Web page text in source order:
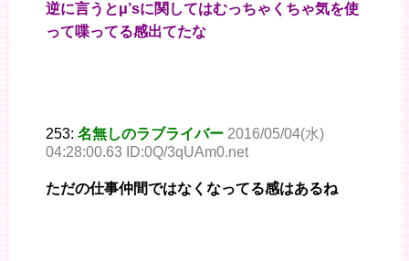
逆に言うとμ’sに関してはむっちゃくちゃ気を使
って喋ってる感出てたな
253: 名無しのラブライバー 2016/05/04(水)
04:28:00.63 ID:0Q/3qUAm0.net
ただの仕事仲間ではなくなってる感はあるね